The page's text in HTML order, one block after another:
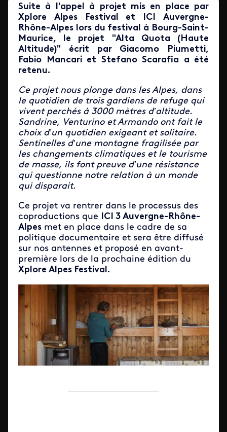
Suite à l'appel à projet mis en place par
Xplore Alpes Festival et ICI Auvergne-
Rhône-Alpes lors du festival à Bourg-Saint-
Maurice, le projet "Alta Quota (Haute
Altitude)" écrit par Giacomo Piumetti,
Fabio Mancari et Stefano Scarafia a été
retenu.
Ce projet nous plonge dans les Alpes, dans
le quotidien de trois gardiens de refuge qui
vivent perchés à 3000 mètres d’altitude.
Sandrine, Venturino et Armando ont fait le
choix d’un quotidien exigeant et solitaire.
Sentinelles d’une montagne fragilisée par
les changements climatiques et le tourisme
de masse, ils font preuve d’une résistance
qui questionne notre relation à un monde
qui disparait.
Ce projet va rentrer dans le processus des
coproductions que ICI 3 Auvergne-Rhône-
Alpes met en place dans le cadre de sa
politique documentaire et sera être diffusé
sur nos antennes et proposé en avant-
première lors de la prochaine édition du
Xplore Alpes Festival.